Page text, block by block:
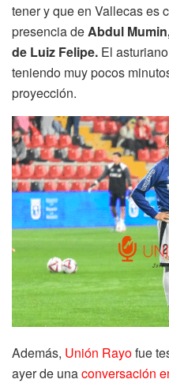
tener y que en Vallecas es
presencia deAbdul
de Luiz Felipe. El
teniendo muy pocos
proyección.
Además, Unión Rayofue
ayer de unaconversación